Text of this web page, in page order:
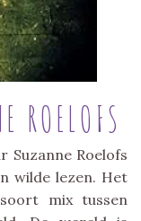
ROELOFS
Roelofs
wilde lezen. Het
mix tussen